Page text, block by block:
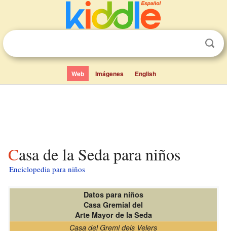
Web Imágenes English
Casa de la Seda para niños
Enciclopedia para niños
Datos para niños
Casa Gremial del
Arte Mayor de la Seda
Casa del Gremi dels Velers